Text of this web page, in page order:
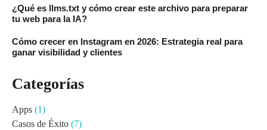
¿Qué es llms.txt y cómo crear este archivo para preparar
tu web para la IA?
Cómo crecer en Instagram en 2026: Estrategia real para
ganar visibilidad y clientes
Categorías
Apps (1)
Casos de Éxito (7)